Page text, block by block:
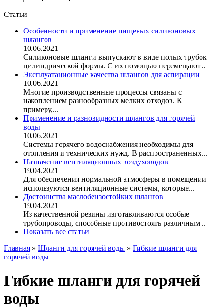
Статьи
Особенности и применение пищевых силиконовых
шлангов
10.06.2021
Силиконовые шланги выпускают в виде полых трубок
цилиндрической формы. С их помощью перемещают...
Эксплуатационные качества шлангов для аспирации
10.06.2021
Многие производственные процессы связаны с
накоплением разнообразных мелких отходов. К
примеру,...
Применение и разновидности шлангов для горячей
воды
10.06.2021
Системы горячего водоснабжения необходимы для
отопления и технических нужд. В распространенных...
Назначение вентиляционных воздуховодов
19.04.2021
Для обеспечения нормальной атмосферы в помещении
используются вентиляционные системы, которые...
Достоинства маслобензостойких шлангов
19.04.2021
Из качественной резины изготавливаются особые
трубопроводы, способные противостоять различным...
Показать все статьи
Главная » Шланги для горячей воды » Гибкие шланги для
горячей воды
Гибкие шланги для горячей
воды